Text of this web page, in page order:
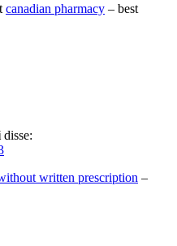
canadian pharmacy – best
disse:
written prescription –